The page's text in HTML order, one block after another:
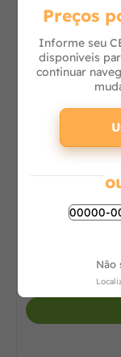
Lavadora de
Preços
Informe seu
disponíveis
continuar
Não